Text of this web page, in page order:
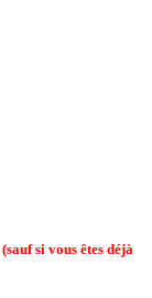
(sauf si vous êtes déjà